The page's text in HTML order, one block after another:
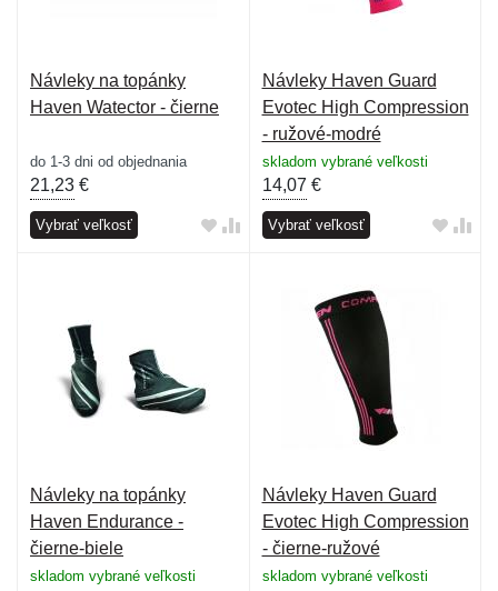
Návleky na topánky
Haven Watector - čierne
do 1-3 dni od objednania
21,23 €
Vybrať veľkosť
Návleky Haven Guard
Evotec High Compression
- ružové-modré
skladom vybrané veľkosti
14,07 €
Vybrať veľkosť
Návleky na topánky
Haven Endurance -
čierne-biele
skladom vybrané veľkosti
Návleky Haven Guard
Evotec High Compression
- čierne-ružové
skladom vybrané veľkosti